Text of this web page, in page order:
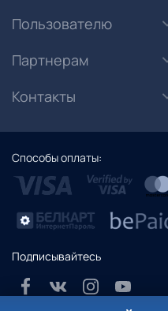
Пользователю
Партнерам
Контакты
Способы оплаты:
Подписывайтесь